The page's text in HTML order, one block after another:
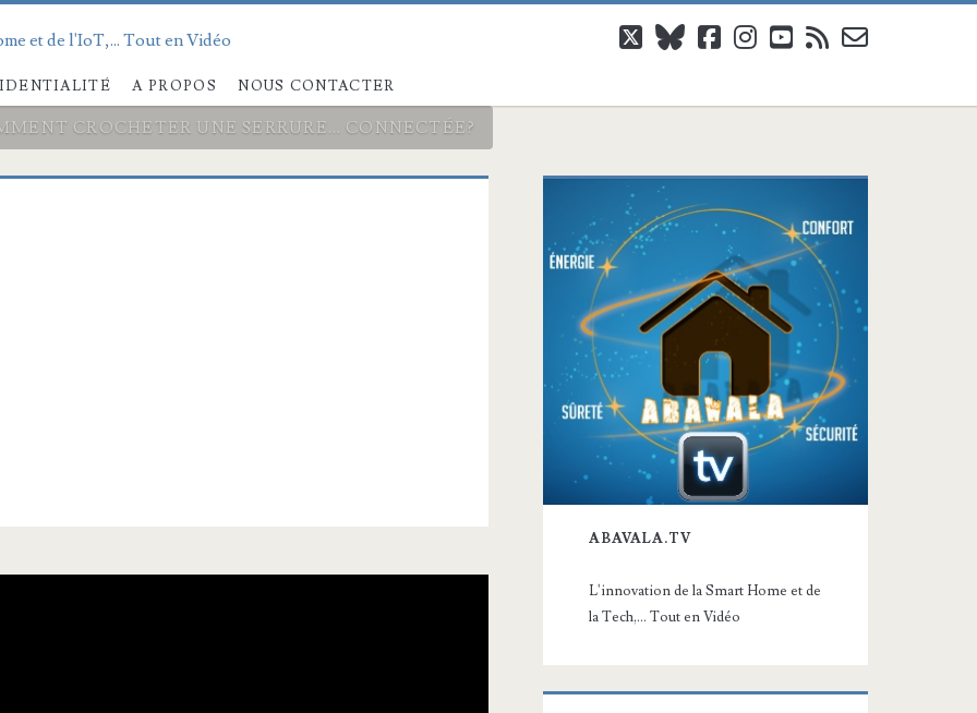
et de l'IoT,... Tout en Vidéo
A PROPOS NOUS CONTACTER
twitterblueskyfacebook
instagram
youtube
rss email-
CROCHETER UNE SERRURE… CONNECTÉE?
Barre
latérale
principale
ABAVALA.TV
L'innovation de la Smart Home et de
la Tech,... Tout en Vidéo